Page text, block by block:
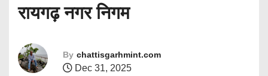
रायगढ़ नगर निगम
By chattisgarhmint.com
Dec 31, 2025